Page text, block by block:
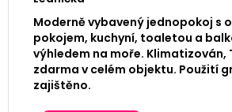
Moderně vybavený jednopokoj s
pokojem, kuchyní, toaletou a
výhledem na moře. Klimatizován,
zdarma v celém objektu. Použití
zajištěno.